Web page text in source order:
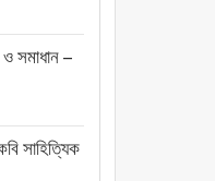
ও সমাধান –
সাহিত্যিক